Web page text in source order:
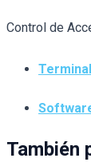
Control de
Terminal
También